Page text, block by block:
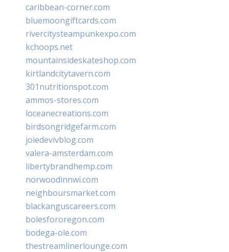
caribbean-corner.com
bluemoongiftcards.com
rivercitysteampunkexpo.com
kchoops.net
mountainsideskateshop.com
kirtlandcitytavern.com
301nutritionspot.com
ammos-stores.com
loceanecreations.com
birdsongridgefarm.com
joiedevivblog.com
valera-amsterdam.com
libertybrandhemp.com
norwoodinnwi.com
neighboursmarket.com
blackanguscareers.com
bolesfororegon.com
bodega-ole.com
thestreamlinerlounge.com